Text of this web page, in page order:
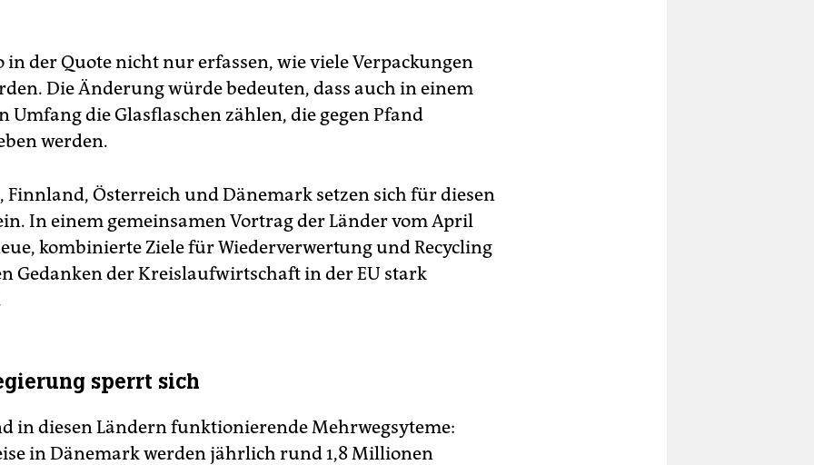
in der Quote nicht nur erfassen, wie viele Verpackungen
Die Änderung würde bedeuten, dass auch in einem
Umfang die Glasflaschen zählen, die gegen Pfand
werden.
Finnland, Österreich und Dänemark setzen sich für diesen
In einem gemeinsamen Vortrag der Länder vom April
kombinierte Ziele für Wiederverwertung und Recycling
Gedanken der Kreislaufwirtschaft in der EU stark
sperrt sich
in diesen Ländern funktionierende Mehrwegsyteme:
in Dänemark werden jährlich rund 1,8 Millionen